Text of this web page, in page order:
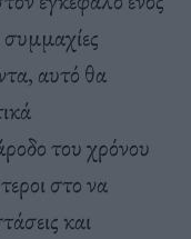
αυτό θα
του χρόνου
στο να
και